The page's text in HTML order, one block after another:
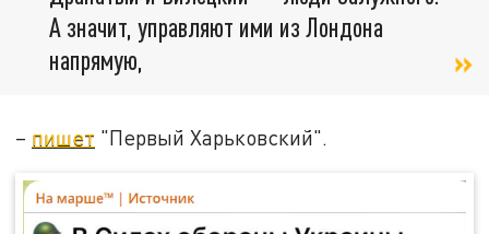
А значит, управляют ими из Лондона
напрямую,
– пишет "Первый Харьковский".